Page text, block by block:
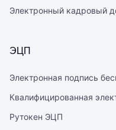
Электронный кадровый
ЭЦП
Электронная подпись
Квалифицированная
Рутокен ЭЦП